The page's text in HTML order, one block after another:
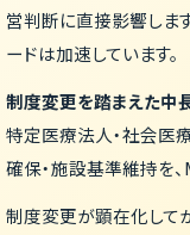
営判断に直接影響しま
ードは加速しています。
制度変更を踏まえた中
特定医療法人・社会医
確保・施設基準維持を
制度変更が顕在化して